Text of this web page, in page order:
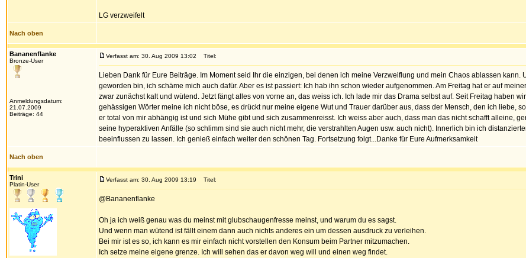
LG verzweifelt
Nach oben
Bananenflanke
Bronze-User
Anmeldungsdatum:
21.07.2009
Beiträge: 44
Verfasst am: 30. Aug 2009 13:02 Titel:
Lieben Dank für Eure Beiträge. Im Moment seid Ihr die einzigen, bei denen ich meine Verzweiflung und mein Chaos ablassen
geworden bin, ich schäme mich auch dafür. Aber es ist passiert: Ich hab ihn schon wieder aufgenommen. Am Freitag hat er auf
zwar zunächst kalt und wütend. Jetzt fängt alles von vorne an, das weiss ich. Ich lade mir das Drama selbst auf. Seit Freitag haben
gehässigen Wörter meine ich nicht böse, es drückt nur meine eigene Wut und Trauer darüber aus, dass der Mensch, den ich liebe,
er total von mir abhängig ist und sich Mühe gibt und sich zusammenreisst. Ich weiss aber auch, dass man das nicht schafft alleine,
seine hyperaktiven Anfälle (so schlimm sind sie auch nicht mehr, die verstrahlten Augen usw. auch nicht). Innerlich bin ich
beeinflussen zu lassen. Ich genieß einfach weiter den schönen Tag. Fortsetzung folgt...Danke für Eure Aufmerksamkeit
Nach oben
Trini
Platin-User
Verfasst am: 30. Aug 2009 13:19 Titel:
@Bananenflanke
Oh ja ich weiß genau was du meinst mit glubschaugenfresse meinst, und warum du es sagst.
Und wenn man wütend ist fällt einem dann auch nichts anderes ein um dessen ausdruck zu verleihen.
Bei mir ist es so, ich kann es mir einfach nicht vorstellen den Konsum beim Partner mitzumachen.
Ich setze meine eigene grenze. Ich will sehen das er davon weg will und einen weg findet.